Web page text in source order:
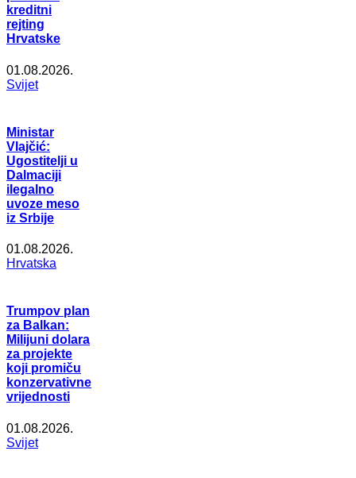
kreditni
rejting
Hrvatske
01.08.2026.
Svijet
Ministar
Vlajčić:
Ugostitelji u
Dalmaciji
ilegalno
uvoze meso
iz Srbije
01.08.2026.
Hrvatska
Trumpov plan
za Balkan:
Milijuni dolara
za projekte
koji promiču
konzervativne
vrijednosti
01.08.2026.
Svijet